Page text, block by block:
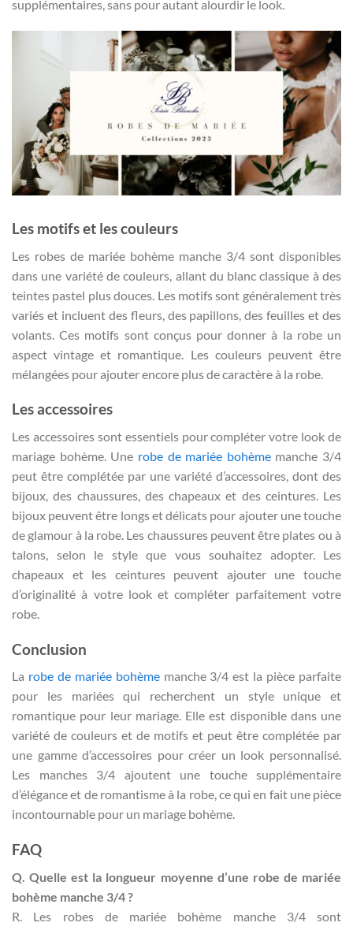
supplémentaires, sans pour autant alourdir le look.
Les motifs et les couleurs
Les robes de mariée bohème manche 3/4 sont disponibles
dans une variété de couleurs, allant du blanc classique à des
teintes pastel plus douces. Les motifs sont généralement très
variés et incluent des fleurs, des papillons, des feuilles et des
volants. Ces motifs sont conçus pour donner à la robe un
aspect vintage et romantique. Les couleurs peuvent être
mélangées pour ajouter encore plus de caractère à la robe.
Les accessoires
Les accessoires sont essentiels pour compléter votre look de
mariage bohème. Une robe de mariée bohèmemanche 3/4
peut être complétée par une variété d’accessoires, dont des
bijoux, des chaussures, des chapeaux et des ceintures. Les
bijoux peuvent être longs et délicats pour ajouter une touche
de glamour à la robe. Les chaussures peuvent être plates ou à
talons, selon le style que vous souhaitez adopter. Les
chapeaux et les ceintures peuvent ajouter une touche
d’originalité à votre look et compléter parfaitement votre
robe.
Conclusion
La robe de mariée bohèmemanche 3/4 est la pièce parfaite
pour les mariées qui recherchent un style unique et
romantique pour leur mariage. Elle est disponible dans une
variété de couleurs et de motifs et peut être complétée par
une gamme d’accessoires pour créer un look personnalisé.
Les manches 3/4 ajoutent une touche supplémentaire
d’élégance et de romantisme à la robe, ce qui en fait une pièce
incontournable pour un mariage bohème.
FAQ
Q. Quelle est la longueur moyenne d’une robe de mariée
bohème manche 3/4 ?
R. Les robes de mariée bohème manche 3/4 sont